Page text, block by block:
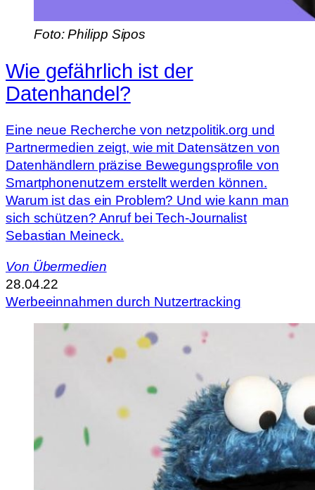
Foto: Philipp Sipos
Wie gefährlich ist der
Datenhandel?
Eine neue Recherche von netzpolitik.org und
Partnermedien zeigt, wie mit Datensätzen von
Datenhändlern präzise Bewegungsprofile von
Smartphonenutzern erstellt werden können.
Warum ist das ein Problem? Und wie kann man
sich schützen? Anruf bei Tech-Journalist
Sebastian Meineck.
Von Übermedien
28.04.22
Werbeeinnahmen durch Nutzertracking